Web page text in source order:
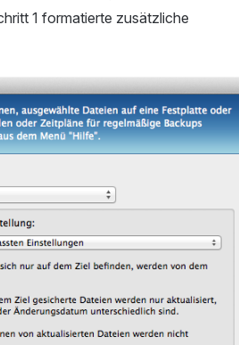
1 formatierte zusätzliche